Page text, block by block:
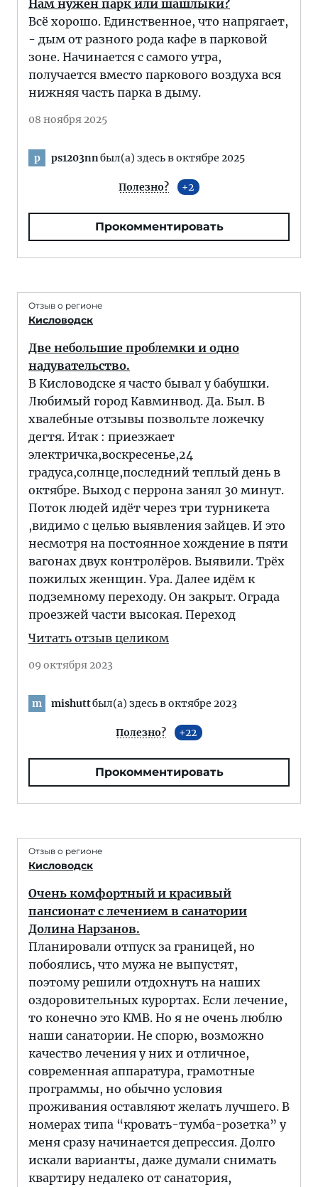
Нам нужен парк или шашлыки?
Всё хорошо. Единственное, что напрягает,
- дым от разного рода кафе в парковой
зоне. Начинается с самого утра,
получается вместо паркового воздуха вся
нижняя часть парка в дыму.
08 ноября 2025
p ps1203nnбыл(а) здесь в октябре 2025
Полезно? 2
Прокомментировать
Отзыв о регионе
Кисловодск
Две небольшие проблемки и одно
надувательство.
В Кисловодске я часто бывал у бабушки.
Любимый город Кавминвод. Да. Был. В
хвалебные отзывы позвольте ложечку
дегтя. Итак : приезжает
электричка,воскресенье,24
градуса,солнце,последний теплый день в
октябре. Выход с перрона занял 30 минут.
Поток людей идёт через три турникета
,видимо с целью выявления зайцев. И это
несмотря на постоянное хождение в пяти
вагонах двух контролёров. Выявили. Трёх
пожилых женщин. Ура. Далее идём к
подземному переходу. Он закрыт. Ограда
проезжей части высокая. Переход
Читать отзыв целиком
09 октября 2023
m mishuttбыл(а) здесь в октябре 2023
Полезно? 22
Прокомментировать
Отзыв о регионе
Кисловодск
Очень комфортный и красивый
пансионат с лечением в санатории
Долина Нарзанов.
Планировали отпуск за границей, но
побоялись, что мужа не выпустят,
поэтому решили отдохнуть на наших
оздоровительных курортах. Если лечение,
то конечно это КМВ. Но я не очень люблю
наши санатории. Не спорю, возможно
качество лечения у них и отличное,
современная аппаратура, грамотные
программы, но обычно условия
проживания оставляют желать лучшего. В
номерах типа “кровать-тумба-розетка” у
меня сразу начинается депрессия. Долго
искали варианты, даже думали снимать
квартиру недалеко от санатория,